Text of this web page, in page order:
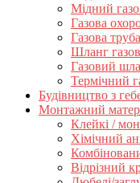
Мідний
Газова
Газова
Шланг
Газовий
Термічний
Будівництво з
Монтажний
Клейкі /
Хімічний
Відрізний